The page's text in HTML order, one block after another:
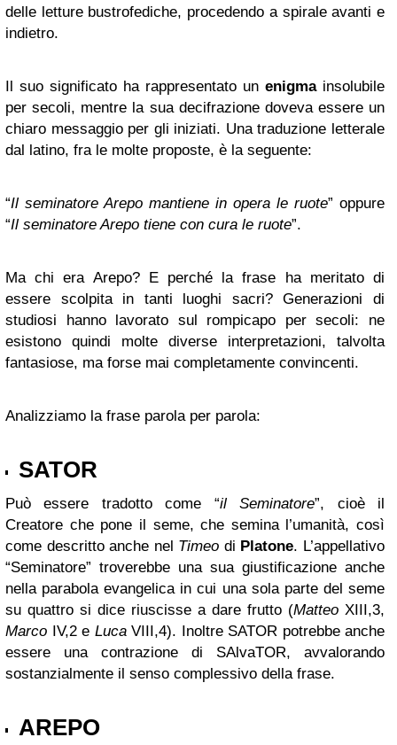
delle letture bustrofediche, procedendo a spirale avanti e
indietro.
Il suo significato ha rappresentato un enigmainsolubile
per secoli, mentre la sua decifrazione doveva essere un
chiaro messaggio per gli iniziati. Una traduzione letterale
dal latino, fra le molte proposte, è la seguente:
“Il seminatore Arepo mantiene in opera le ruote” oppure
“Il seminatore Arepo tiene con cura le ruote”.
Ma chi era Arepo? E perché la frase ha meritato di
essere scolpita in tanti luoghi sacri? Generazioni di
studiosi hanno lavorato sul rompicapo per secoli: ne
esistono quindi molte diverse interpretazioni, talvolta
fantasiose, ma forse mai completamente convincenti.
Analizziamo la frase parola per parola:
SATOR
Può essere tradotto come “il Seminatore”, cioè il
Creatore che pone il seme, che semina l’umanità, così
come descritto anche nel Timeo di Platone. L’appellativo
“Seminatore” troverebbe una sua giustificazione anche
nella parabola evangelica in cui una sola parte del seme
su quattro si dice riuscisse a dare frutto (Matteo XIII,3,
Marco IV,2 e LucaVIII,4). Inoltre SATOR potrebbe anche
essere una contrazione di SAlvaTOR, avvalorando
sostanzialmente il senso complessivo della frase.
AREPO